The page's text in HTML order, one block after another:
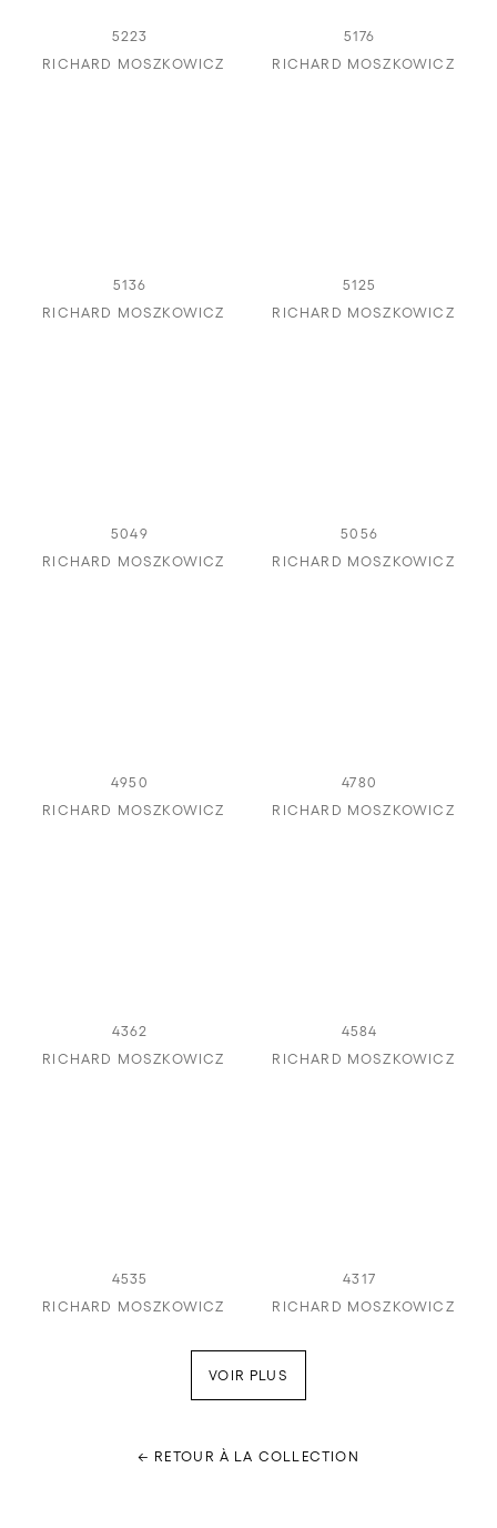
5223
RICHARD MOSZKOWICZ
5176
RICHARD MOSZKOWICZ
5136
RICHARD MOSZKOWICZ
5125
RICHARD MOSZKOWICZ
5049
RICHARD MOSZKOWICZ
5056
RICHARD MOSZKOWICZ
4950
RICHARD MOSZKOWICZ
4780
RICHARD MOSZKOWICZ
4362
RICHARD MOSZKOWICZ
4584
RICHARD MOSZKOWICZ
4535
RICHARD MOSZKOWICZ
4317
RICHARD MOSZKOWICZ
VOIR PLUS
← RETOUR À LA COLLECTION